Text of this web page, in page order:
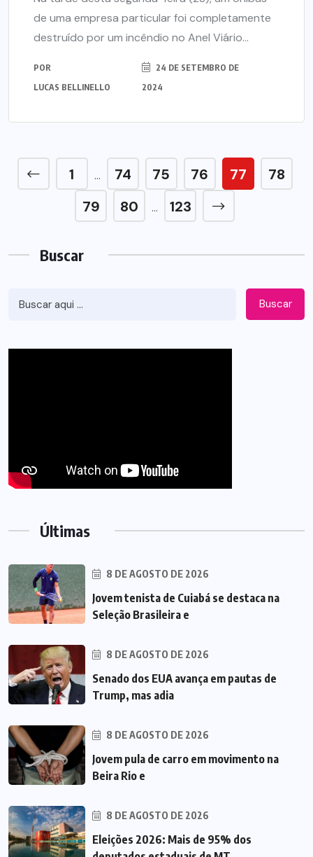
de uma empresa particular foi completamente
destruído por um incêndio no Anel Viário...
POR
LUCAS BELLINELLO
24 DE SETEMBRO DE
2024
1 … 74 75 76 77
78
79
80 … 123
Buscar
Buscar
Últimas
8 DE AGOSTO DE 2026
Jovem tenista de Cuiabá se destaca na
Seleção Brasileira e
8 DE AGOSTO DE 2026
Senado dos EUA avança em pautas de
Trump, mas adia
8 DE AGOSTO DE 2026
Jovem pula de carro em movimento na
Beira Rio e
8 DE AGOSTO DE 2026
Eleições 2026: Mais de 95% dos